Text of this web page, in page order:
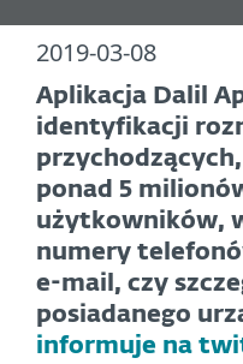
2019-03-08
Aplikacja Dalil
identyfikacji
ponad 5
użytkowników,
numery
e-mail, czy
posiadanego
informuje na